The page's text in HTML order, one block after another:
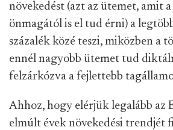
növekedést (azt az ütemet, amit a
önmagától is el tud érni) a
százalék közé teszi, miközben a
ennél nagyobb ütemet tud
felzárkózva a fejlettebb
Ahhoz, hogy elérjük legalább az
elmúlt évek növekedési trendjét